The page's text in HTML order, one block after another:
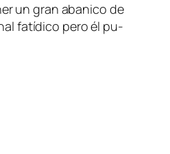
un gran aba­ni­co de
fa­tí­di­co pe­ro él pu­